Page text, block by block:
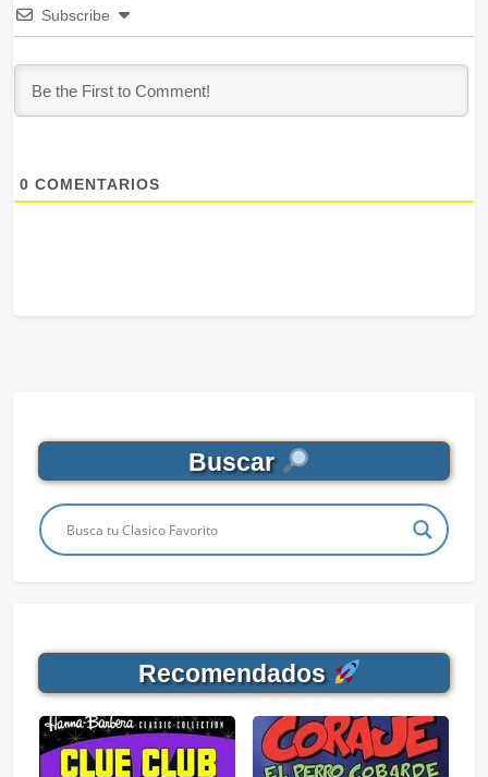
Subscribe
0 COMENTARIOS
Buscar
Recomendados